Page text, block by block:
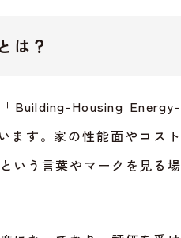
は？
Housing Energy-
す。家の性能面やコスト
いう言葉やマークを見る場